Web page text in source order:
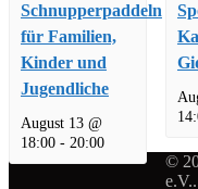
Schnupperpaddeln
für Familien,
Kinder und
Jugendliche
August 13 @
18:00- 20:00
©
e.V..